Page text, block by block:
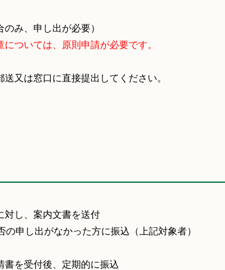
み、申し出が必要）
ついては、原則申請が必要です。
又は窓口に直接提出してください。
し、案内文書を送付
申し出がなかった方に振込（上記対象者）
を受付後、定期的に振込